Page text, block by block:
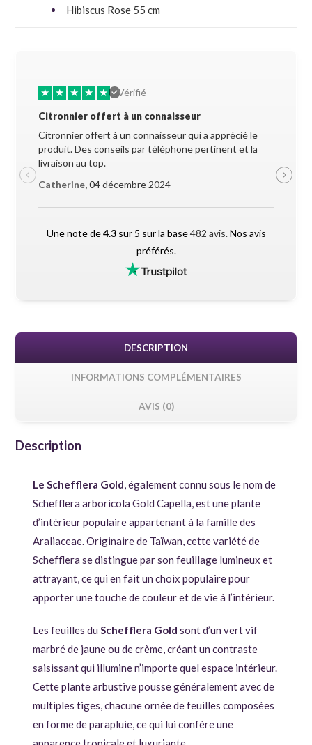
Hibiscus Rose 55 cm
★ ★ ★ ★ ★
Vérifié
Citronnier offert à un connaisseur
Citronnier offert à un connaisseur qui a apprécié le
produit. Des conseils par téléphone pertinent et la
livraison au top.
Catherine,04 décembre 2024
Une note de4.3sur 5 sur la base482 avis.Nos avis
préférés.
DESCRIPTION
INFORMATIONS COMPLÉMENTAIRES
AVIS (0)
Description
Le Schefflera Gold, également connu sous le nom de
Schefflera arboricola Gold Capella, est une plante
d’intérieur populaire appartenant à la famille des
Araliaceae. Originaire de Taïwan, cette variété de
Schefflera se distingue par son feuillage lumineux et
attrayant, ce qui en fait un choix populaire pour
apporter une touche de couleur et de vie à l’intérieur.
Les feuilles duSchefflera Gold sont d’un vert vif
marbré de jaune ou de crème, créant un contraste
saisissant qui illumine n’importe quel espace intérieur.
Cette plante arbustive pousse généralement avec de
multiples tiges, chacune ornée de feuilles composées
en forme de parapluie, ce qui lui confère une